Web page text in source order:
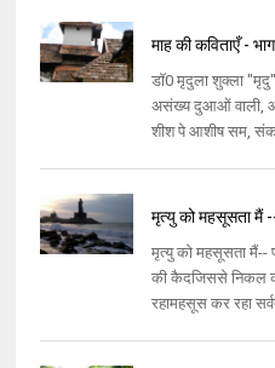
माह की कविताएँ -
डॉ0 मृदुला शुक्ला "मृदु"
असंख्य दुआओं वाली,
शीश पे आशीष सम,
मृत्यु को महसूसता मैं
मृत्यु को महसूसता मैं--
की कैदजिससे निकल
रहामहसूस कर रहा